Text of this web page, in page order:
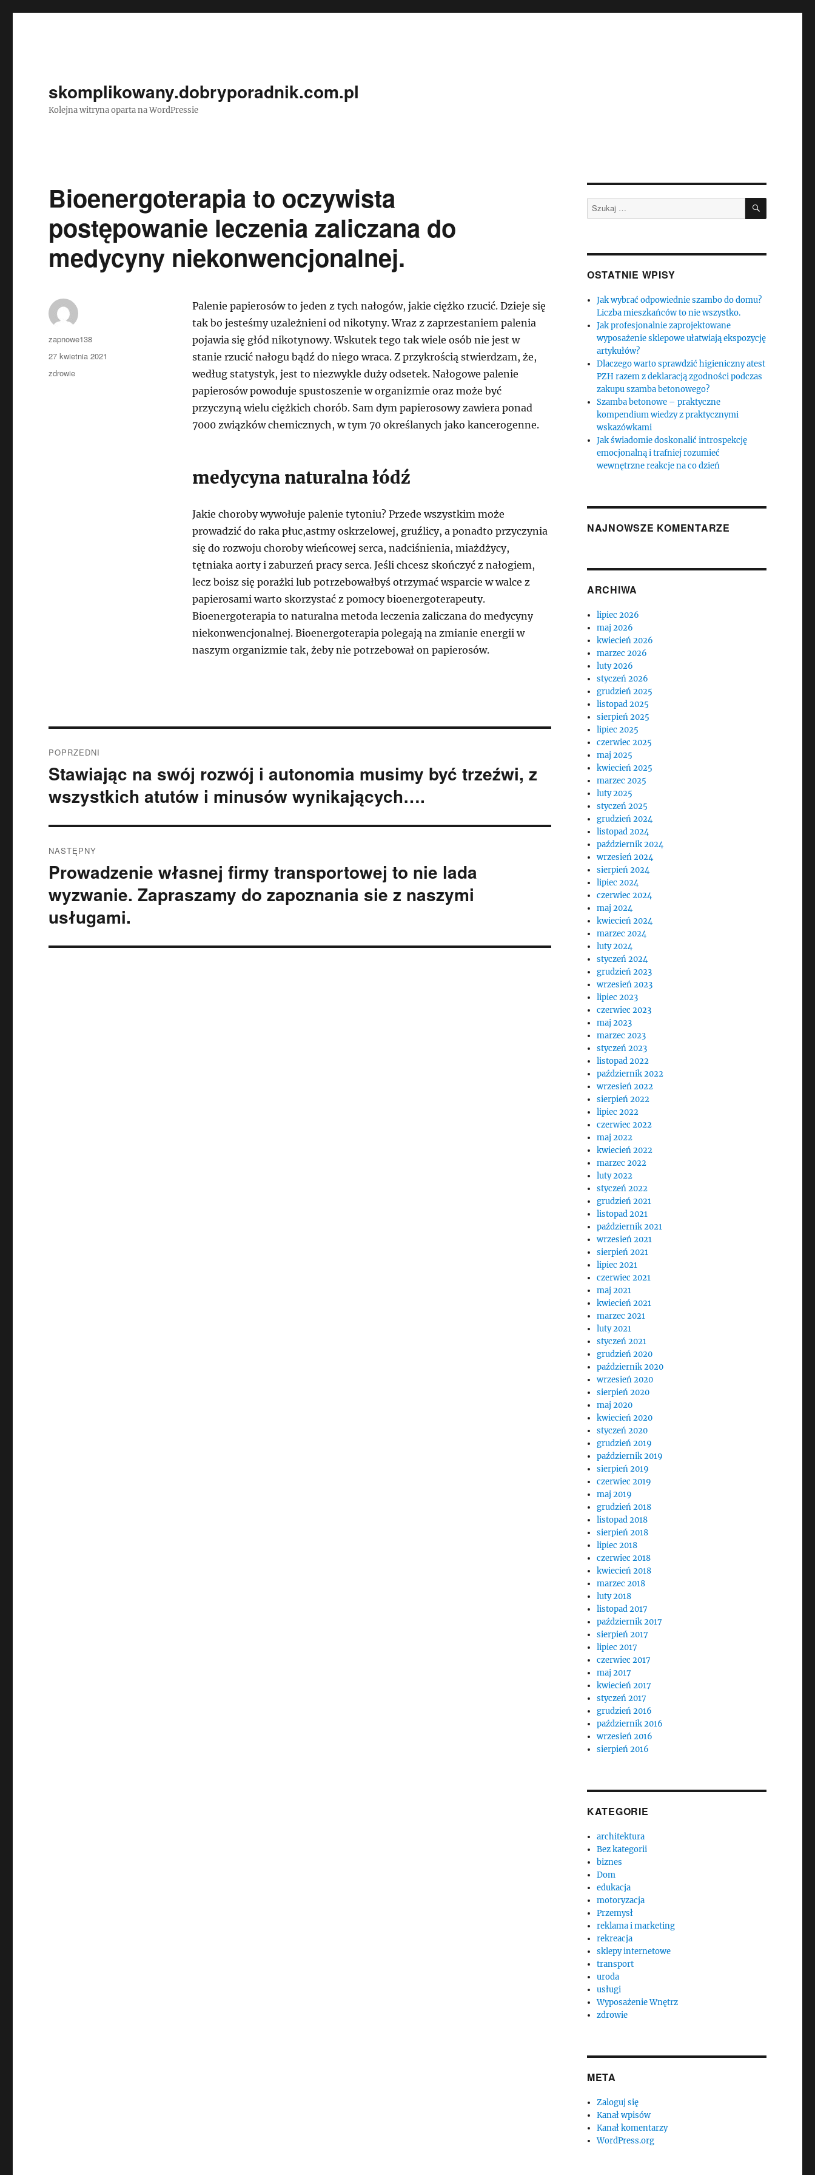
skomplikowany.dobryporadnik.com.pl
Kolejna witryna oparta na WordPressie
Bioenergoterapia to oczywista
postępowanie leczenia zaliczana do
medycyny niekonwencjonalnej.
Palenie papierosów to jeden z tych nałogów, jakie ciężko rzucić. Dzieje się
tak bo jesteśmy uzależnieni od nikotyny. Wraz z zaprzestaniem palenia
pojawia się głód nikotynowy. Wskutek tego tak wiele osób nie jest w
stanie rzucić nałogu bądź do niego wraca. Z przykrością stwierdzam, że,
według statystyk, jest to niezwykle duży odsetek. Nałogowe palenie
papierosów powoduje spustoszenie w organizmie oraz może być
przyczyną wielu ciężkich chorób. Sam dym papierosowy zawiera ponad
7000 związków chemicznych, w tym 70 określanych jako kancerogenne.
medycyna naturalna łódź
Jakie choroby wywołuje palenie tytoniu? Przede wszystkim może
prowadzić do raka płuc,astmy oskrzelowej, gruźlicy, a ponadto przyczynia
się do rozwoju choroby wieńcowej serca, nadciśnienia, miażdżycy,
tętniaka aorty i zaburzeń pracy serca. Jeśli chcesz skończyć z nałogiem,
lecz boisz się porażki lub potrzebowałbyś otrzymać wsparcie w walce z
papierosami warto skorzystać z pomocy bioenergoterapeuty.
Bioenergoterapia to naturalna metoda leczenia zaliczana do medycyny
niekonwencjonalnej. Bioenergoterapia polegają na zmianie energii w
naszym organizmie tak, żeby nie potrzebował on papierosów.
Autor
zapnowe138
Data
publikacji
27 kwietnia 2021
Kategorie
zdrowie
wpisu
POPRZEDNI
Poprzedni
Stawiając na swój rozwój i autonomia musimy być trzeźwi, z
wszystkich atutów i minusów wynikających….
NASTĘPNY
Następny
Prowadzenie własnej firmy transportowej to nie lada
wyzwanie. Zapraszamy do zapoznania sie z naszymi
usługami.
Szukaj: SZUKAJ
OSTATNIE WPISY
Jak wybrać odpowiednie szambo do domu?
Liczba mieszkańców to nie wszystko.
Jak profesjonalnie zaprojektowane
wyposażenie sklepowe ułatwiają ekspozycję
artykułów?
Dlaczego warto sprawdzić higieniczny atest
PZH razem z deklaracją zgodności podczas
zakupu szamba betonowego?
Szamba betonowe – praktyczne
kompendium wiedzy z praktycznymi
wskazówkami
Jak świadomie doskonalić introspekcję
emocjonalną i trafniej rozumieć
wewnętrzne reakcje na co dzień
NAJNOWSZE KOMENTARZE
ARCHIWA
lipiec 2026
maj 2026
kwiecień 2026
marzec 2026
luty 2026
styczeń 2026
grudzień 2025
listopad 2025
sierpień 2025
lipiec 2025
czerwiec 2025
maj 2025
kwiecień 2025
marzec 2025
luty 2025
styczeń 2025
grudzień 2024
listopad 2024
październik 2024
wrzesień 2024
sierpień 2024
lipiec 2024
czerwiec 2024
maj 2024
kwiecień 2024
marzec 2024
luty 2024
styczeń 2024
grudzień 2023
wrzesień 2023
lipiec 2023
czerwiec 2023
maj 2023
marzec 2023
styczeń 2023
listopad 2022
październik 2022
wrzesień 2022
sierpień 2022
lipiec 2022
czerwiec 2022
maj 2022
kwiecień 2022
marzec 2022
luty 2022
styczeń 2022
grudzień 2021
listopad 2021
październik 2021
wrzesień 2021
sierpień 2021
lipiec 2021
czerwiec 2021
maj 2021
kwiecień 2021
marzec 2021
luty 2021
styczeń 2021
grudzień 2020
październik 2020
wrzesień 2020
sierpień 2020
maj 2020
kwiecień 2020
styczeń 2020
grudzień 2019
październik 2019
sierpień 2019
czerwiec 2019
maj 2019
grudzień 2018
listopad 2018
sierpień 2018
lipiec 2018
czerwiec 2018
kwiecień 2018
marzec 2018
luty 2018
listopad 2017
październik 2017
sierpień 2017
lipiec 2017
czerwiec 2017
maj 2017
kwiecień 2017
styczeń 2017
grudzień 2016
październik 2016
wrzesień 2016
sierpień 2016
KATEGORIE
architektura
Bez kategorii
biznes
Dom
edukacja
motoryzacja
Przemysł
reklama i marketing
rekreacja
sklepy internetowe
transport
uroda
usługi
Wyposażenie Wnętrz
zdrowie
META
Zaloguj się
Kanał wpisów
Kanał komentarzy
WordPress.org